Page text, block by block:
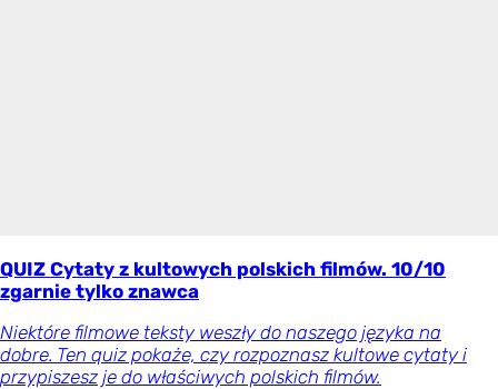
QUIZ Cytaty z kultowych polskich filmów. 10/10
zgarnie tylko znawca
Niektóre filmowe teksty weszły do naszego języka na
dobre. Ten quiz pokaże, czy rozpoznasz kultowe cytaty i
przypiszesz je do właściwych polskich filmów.